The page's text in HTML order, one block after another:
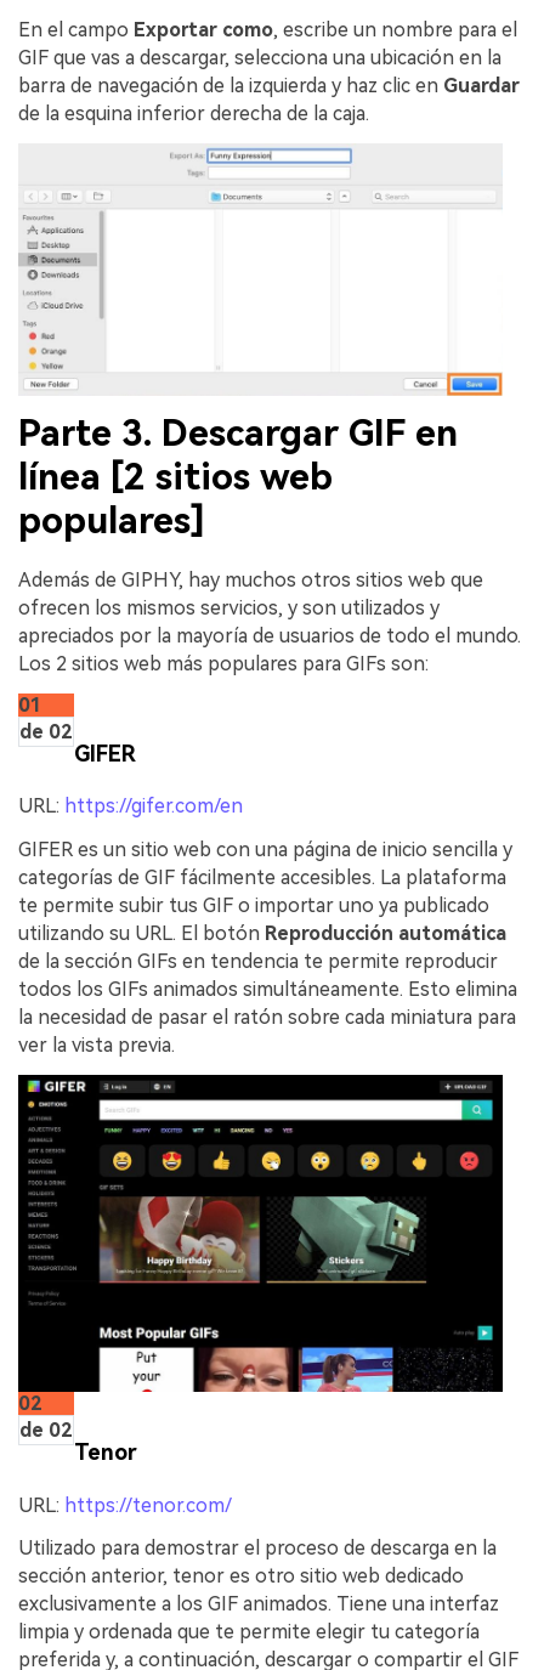
En el campo Exportar como, escribe un nombre para el
GIF que vas a descargar, selecciona una ubicación en la
barra de navegación de la izquierda y haz clic en Guardar
de la esquina inferior derecha de la caja.
Parte 3. Descargar GIF en
línea [2 sitios web
populares]
Además de GIPHY, hay muchos otros sitios web que
ofrecen los mismos servicios, y son utilizados y
apreciados por la mayoría de usuarios de todo el mundo.
Los 2 sitios web más populares para GIFs son:
01
de 02
GIFER
URL: https://gifer.com/en
GIFER es un sitio web con una página de inicio sencilla y
categorías de GIF fácilmente accesibles. La plataforma
te permite subir tus GIF o importar uno ya publicado
utilizando su URL. El botón Reproducción automática
de la sección GIFs en tendencia te permite reproducir
todos los GIFs animados simultáneamente. Esto elimina
la necesidad de pasar el ratón sobre cada miniatura para
ver la vista previa.
02
de 02
Tenor
URL: https://tenor.com/
Utilizado para demostrar el proceso de descarga en la
sección anterior, tenor es otro sitio web dedicado
exclusivamente a los GIF animados. Tiene una interfaz
limpia y ordenada que te permite elegir tu categoría
preferida y, a continuación, descargar o compartir el GIF